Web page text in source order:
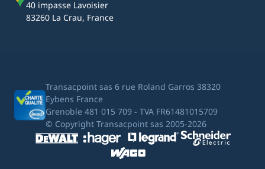
40 impasse Lavoisier
83260 La Crau, France
Transacpoint sas 6 rue Roland Garros 38320
Eybens France
Grenoble 481 015 709 - TVA FR61481015709
© Copyright Transacpoint sas 2005-2026